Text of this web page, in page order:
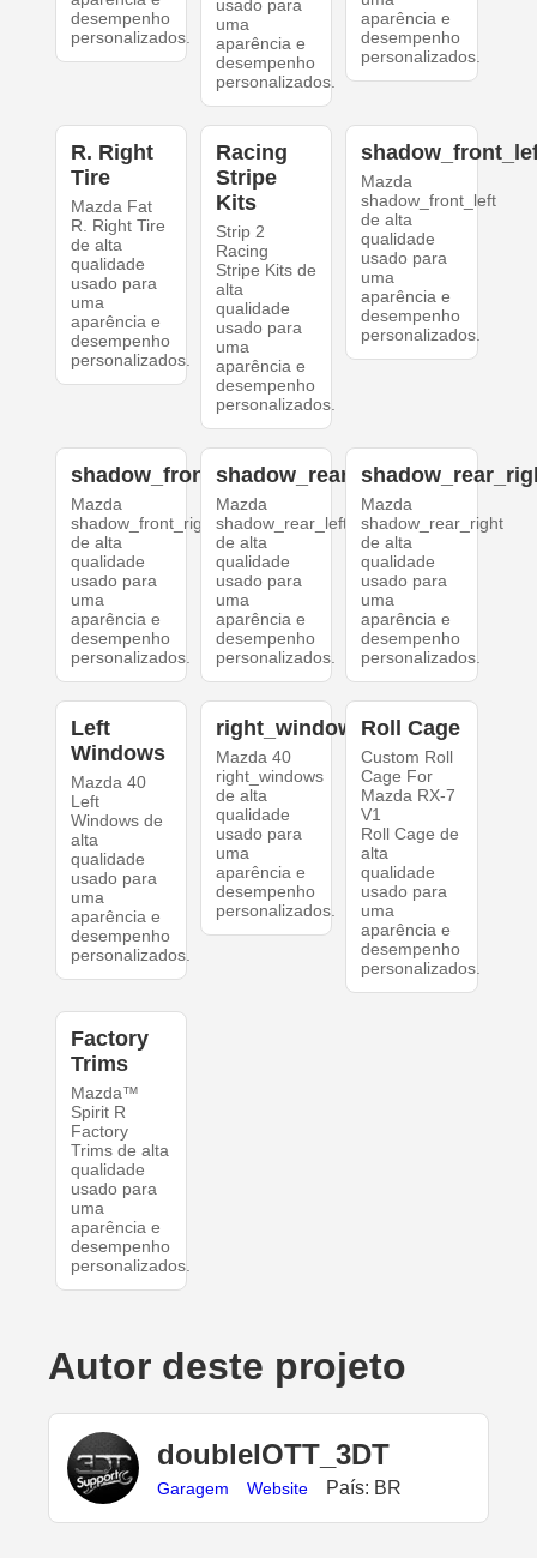
desempenho
personalizados.
usado para
uma
aparência e
desempenho
personalizados.
aparência e
desempenho
personalizados.
R. Right
Tire
Mazda Fat
R. Right Tire
de alta
qualidade
usado para
uma
aparência e
desempenho
personalizados.
Racing
Stripe
Kits
Strip 2
Racing
Stripe Kits de
alta
qualidade
usado para
uma
aparência e
desempenho
personalizados.
Mazda
shadow_front_left
de alta
qualidade
usado para
uma
aparência e
desempenho
personalizados.
shadow_front_right
Mazda
shadow_front_right
de alta
qualidade
usado para
uma
aparência e
desempenho
personalizados.
shadow_rear_left
Mazda
shadow_rear_left
de alta
qualidade
usado para
uma
aparência e
desempenho
personalizados.
Mazda
shadow_rear_right
de alta
qualidade
usado para
uma
aparência e
desempenho
personalizados.
Left
Windows
Mazda 40
Left
Windows de
alta
qualidade
usado para
uma
aparência e
desempenho
personalizados.
right_windows
Mazda 40
right_windows
de alta
qualidade
usado para
uma
aparência e
desempenho
personalizados.
Roll Cage
Custom Roll
Cage For
Mazda RX-7
V1
Roll Cage de
alta
qualidade
usado para
uma
aparência e
desempenho
personalizados.
Factory
Trims
Mazda™
Spirit R
Factory
Trims de alta
qualidade
usado para
uma
aparência e
desempenho
personalizados.
Autor deste projeto
doubleIOTT_3DT
Garagem Website País: BR